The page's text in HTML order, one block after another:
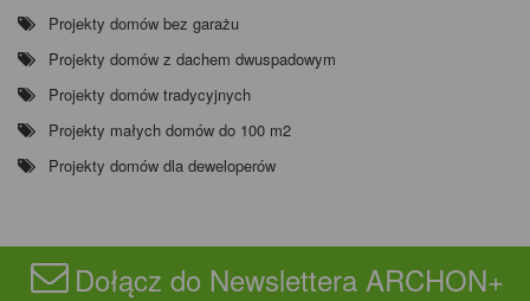
Projekty domów bez garażu
Projekty domów z dachem dwuspadowym
Projekty domów tradycyjnych
Projekty małych domów do 100 m2
Projekty domów dla deweloperów
Dołącz do Newslettera ARCHON+